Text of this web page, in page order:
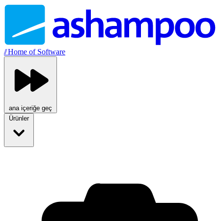
//Home of Software
ana içeriğe geç
Ürünler